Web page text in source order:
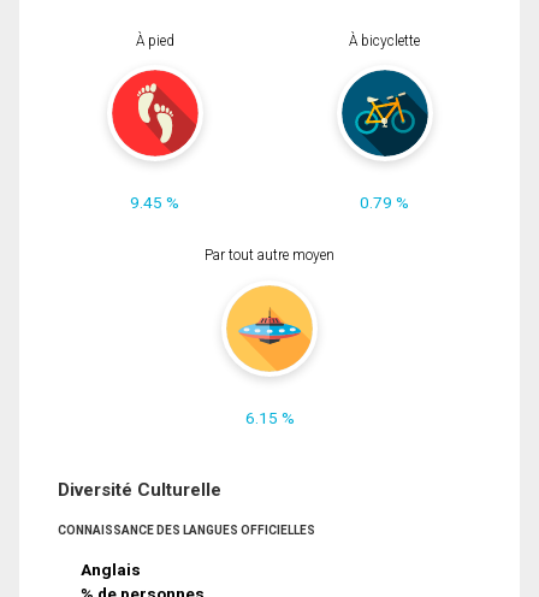
À pied
9.45 %
À bicyclette
0.79 %
Par tout autre moyen
6.15 %
Diversité Culturelle
CONNAISSANCE DES LANGUES OFFICIELLES
Anglais
% de personnes